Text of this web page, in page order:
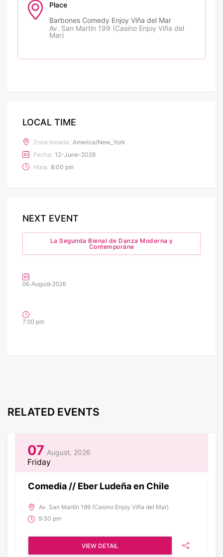
Place
Barbones Comedy Enjoy Viña del Mar
Av. San Martín 199 (Casino Enjoy Viña del
Mar)
LOCAL TIME
Zona horaria: America/New_York
Fecha: 12-June-2026
Hora: 8:00 pm
NEXT EVENT
La Segunda Bienal de Danza Moderna y
Contemporáne
06-August-2026
7:00 pm
RELATED EVENTS
07 August, 2026
Friday
Comedia // Eber Ludeña en Chile
Av. San Martín 199 (Casino Enjoy Viña del Mar)
9:30 pm
VIEW DETAIL